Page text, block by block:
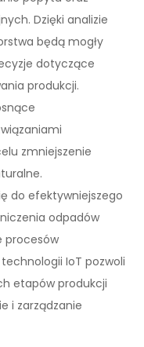
Dzięki analizie
będą mogły
dotyczące
produkcji.
zmniejszenie
do efektywniejszego
odpadów
procesów
IoT pozwoli
etapów produkcji
i zarządzanie